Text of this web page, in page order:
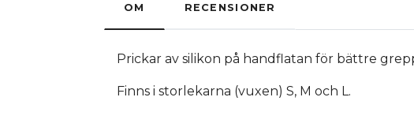
OM RECENSIONER
Prickar av silikon på handflatan för bättre
Finns i storlekarna (vuxen) S, M och L.